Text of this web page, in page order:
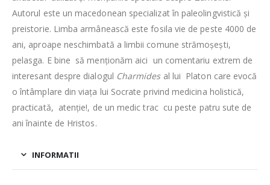
Autorul este un macedonean specializat în paleolingvistică și
preistorie. Limba armânească este fosila vie de peste 4000 de
ani, aproape neschimbată a limbii comune strămoșești,
pelasga. E bine să menționăm aici un comentariu extrem de
interesant despre dialogul Charmidesal lui Platon care evocă
o întâmplare din viața lui Socrate privind medicina holistică,
practicată, atenție!, de un medic trac cu peste patru sute de
ani înainte de Hristos.
INFORMATII